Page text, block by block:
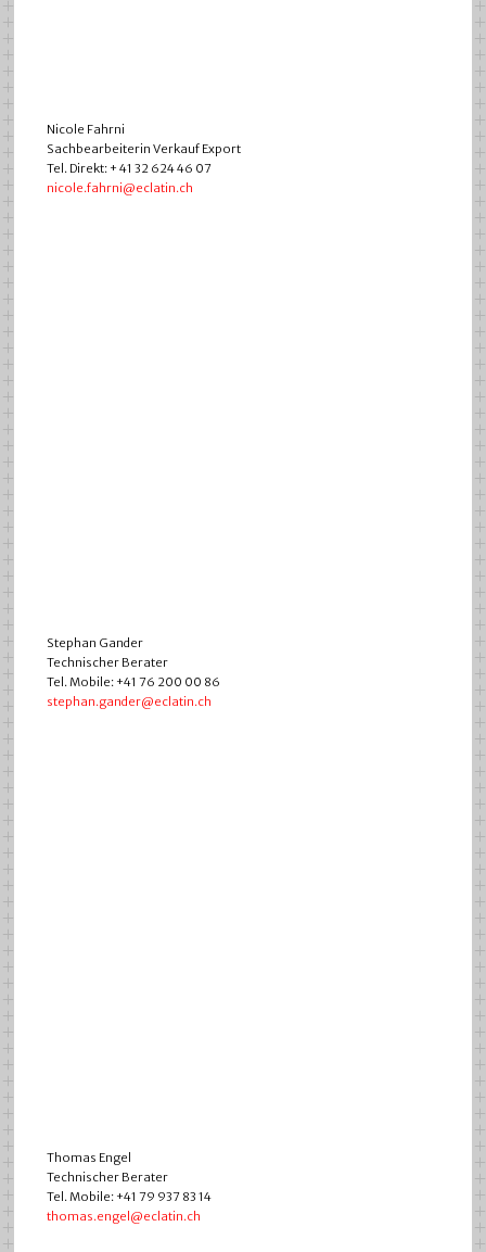
Nicole Fahrni
Sachbearbeiterin Verkauf Export
Tel. Direkt: + 41 32 624 46 07
nicole.fahrni@eclatin.ch
Stephan Gander
Technischer Berater
Tel. Mobile: +41 76 200 00 86
stephan.gander@eclatin.ch
Thomas Engel
Technischer Berater
Tel. Mobile: +41 79 937 83 14
thomas.engel@eclatin.ch